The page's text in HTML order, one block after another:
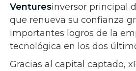
Venturesinversor principal
que renueva su confianza
importantes logros de la
tecnológica en los dos
Gracias al capital captado,